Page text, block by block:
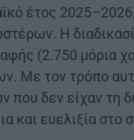
έτος
Η
(2.750 μόρια
Με τον τρόπο
που δεν είχαν τη
και ευελιξία